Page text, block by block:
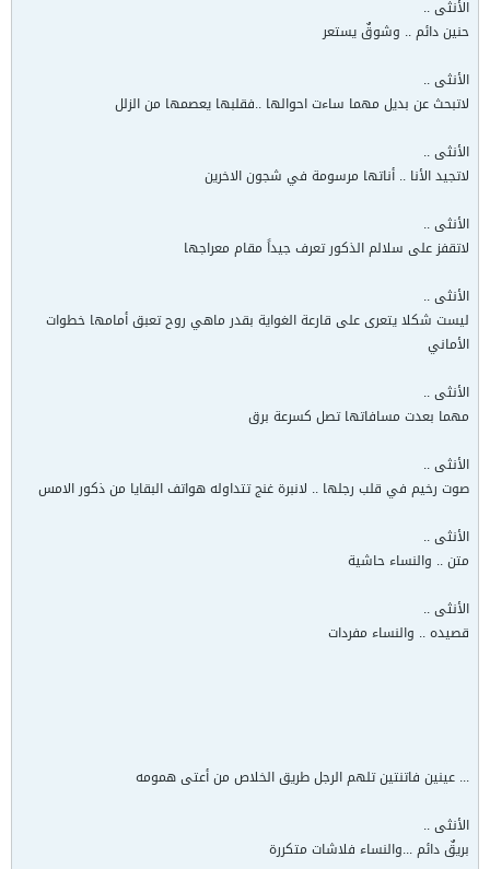
الأنثى ..
حنين دائم .. وشوقٌ يستعر
الأنثى ..
لاتبحث عن بديل مهما ساءت احوالها ..فقلبها يعصمها من الزلل
الأنثى ..
لاتجيد الأنا .. أناتها مرسومة في شجون الاخرين
الأنثى ..
لاتقفز على سلالم الذكور تعرف جيداً مقام معراجها
الأنثى ..
ليست شكلا يتعرى على قارعة الغواية بقدر ماهي روح تعبق أمامها خطوات
الأماني
الأنثى ..
مهما بعدت مسافاتها تصل كسرعة برق
الأنثى ..
صوت رخيم في قلب رجلها .. لانبرة غنج تتداوله هواتف البقايا من ذكور الامس
الأنثى ..
متن .. والنساء حاشية
الأنثى ..
قصيده .. والنساء مفردات
... عينين فاتنتين تلهم الرجل طريق الخلاص من أعتى همومه
الأنثى ..
بريقٌ دائم ...والنساء فلاشات متكررة